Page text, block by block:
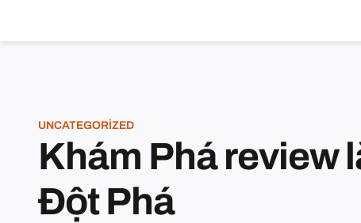
UNCATEGORIZED
Khám Phá review
Đột Phá